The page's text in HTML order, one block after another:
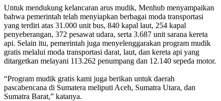
Untuk mendukung kelancaran arus mudik, Menhub menyampaikan
bahwa pemerintah telah menyiapkan berbagai moda transportasi
yang terdiri atas 31.000 unit bus, 840 kapal laut, 254 kapal
penyeberangan, 372 pesawat udara, serta 3.687 unit sarana kereta
api. Selain itu, pemerintah juga menyelenggarakan program mudik
gratis melalui moda transportasi darat, laut, dan kereta api yang
ditargetkan melayani 113.262 penumpang dan 12.140 sepeda motor.
“Program mudik gratis kami juga berikan untuk daerah
pascabencana di Sumatera meliputi Aceh, Sumatra Utara, dan
Sumatra Barat,” katanya.